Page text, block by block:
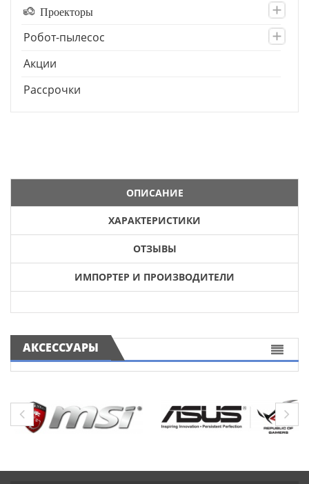
Проекторы
Робот-пылесос
Акции
Рассрочки
ОПИСАНИЕ
ХАРАКТЕРИСТИКИ
ОТЗЫВЫ
ИМПОРТЕР И ПРОИЗВОДИТЕЛИ
АКСЕССУАРЫ